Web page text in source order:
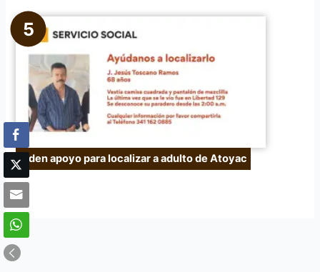
Piden apoyo para localizar a adulto de Atoyac